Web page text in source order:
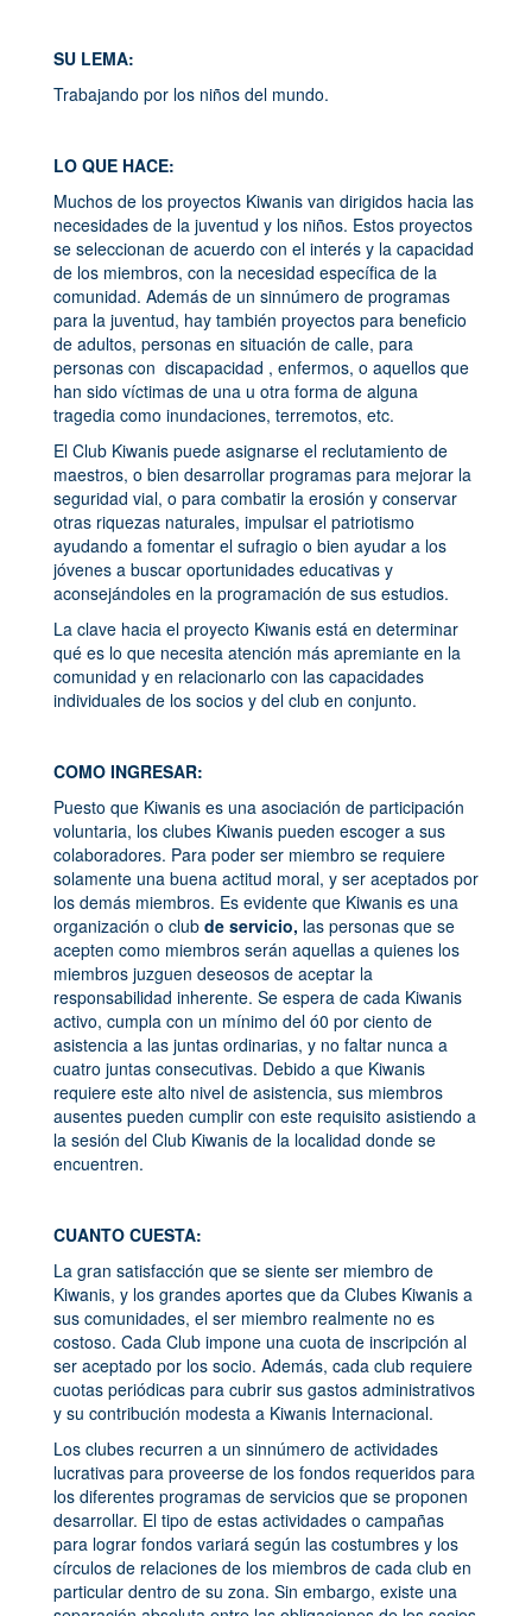
SU LEMA:
Trabajando por los niños del mundo.
LO QUE HACE:
Muchos de los proyectos Kiwanis van dirigidos hacia las
necesidades de la juventud y los niños. Estos proyectos
se seleccionan de acuerdo con el interés y la capacidad
de los miembros, con la necesidad específica de la
comunidad. Además de un sinnúmero de programas
para la juventud, hay también proyectos para beneficio
de adultos, personas en situación de calle, para
personas con discapacidad , enfermos, o aquellos que
han sido víctimas de una u otra forma de alguna
tragedia como inundaciones, terremotos, etc.
El Club Kiwanis puede asignarse el reclutamiento de
maestros, o bien desarrollar programas para mejorar la
seguridad vial, o para combatir la erosión y conservar
otras riquezas naturales, impulsar el patriotismo
ayudando a fomentar el sufragio o bien ayudar a los
jóvenes a buscar oportunidades educativas y
aconsejándoles en la programación de sus estudios.
La clave hacia el proyecto Kiwanis está en determinar
qué es lo que necesita atención más apremiante en la
comunidad y en relacionarlo con las capacidades
individuales de los socios y del club en conjunto.
COMO INGRESAR:
Puesto que Kiwanis es una asociación de participación
voluntaria, los clubes Kiwanis pueden escoger a sus
colaboradores. Para poder ser miembro se requiere
solamente una buena actitud moral, y ser aceptados por
los demás miembros. Es evidente que Kiwanis es una
organización o club de servicio, las personas que se
acepten como miembros serán aquellas a quienes los
miembros juzguen deseosos de aceptar la
responsabilidad inherente. Se espera de cada Kiwanis
activo, cumpla con un mínimo del ó0 por ciento de
asistencia a las juntas ordinarias, y no faltar nunca a
cuatro juntas consecutivas. Debido a que Kiwanis
requiere este alto nivel de asistencia, sus miembros
ausentes pueden cumplir con este requisito asistiendo a
la sesión del Club Kiwanis de la localidad donde se
encuentren.
CUANTO CUESTA:
La gran satisfacción que se siente ser miembro de
Kiwanis, y los grandes aportes que da Clubes Kiwanis a
sus comunidades, el ser miembro realmente no es
costoso. Cada Club impone una cuota de inscripción al
ser aceptado por los socio. Además, cada club requiere
cuotas periódicas para cubrir sus gastos administrativos
y su contribución modesta a Kiwanis Internacional.
Los clubes recurren a un sinnúmero de actividades
lucrativas para proveerse de los fondos requeridos para
los diferentes programas de servicios que se proponen
desarrollar. El tipo de estas actividades o campañas
para lograr fondos variará según las costumbres y los
círculos de relaciones de los miembros de cada club en
particular dentro de su zona. Sin embargo, existe una